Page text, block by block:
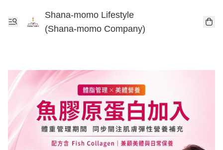
Shana-momo Lifestyle
(Shana-momo Company)